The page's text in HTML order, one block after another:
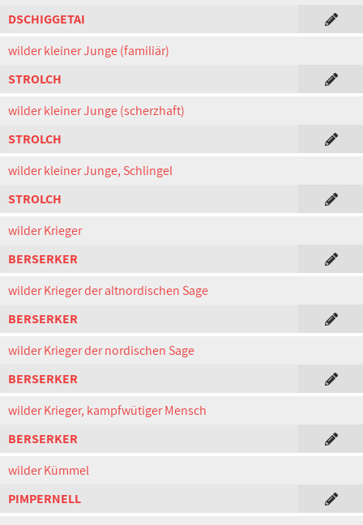
DSCHIGGETAI
wilder kleiner Junge (familiär)
STROLCH
wilder kleiner Junge (scherzhaft)
STROLCH
wilder kleiner Junge, Schlingel
STROLCH
wilder Krieger
BERSERKER
wilder Krieger der altnordischen Sage
BERSERKER
wilder Krieger der nordischen Sage
BERSERKER
wilder Krieger, kampfwütiger Mensch
BERSERKER
wilder Kümmel
PIMPERNELL